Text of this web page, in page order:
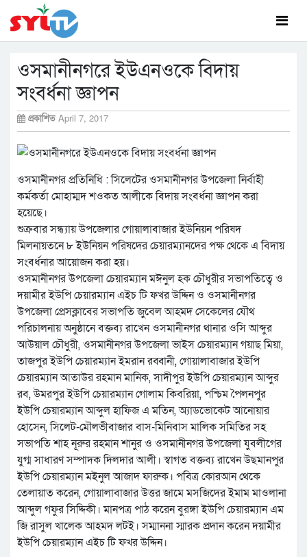
ওসমানীনগরে ইউএনওকে বিদায়
সংবর্ধনা জ্ঞাপন
প্রকাশিত April 7, 2017
ওসমানীনগর প্রতিনিধি : সিলেটের ওসমানীনগর উপজেলা নির্বাহী
কর্মকর্তা মোহাম্মদ শওকত আলীকে বিদায় সংবর্ধনা জ্ঞাপন করা
হয়েছে।
শুক্রবার সন্ধ্যায় উপজেলার গোয়ালাবাজার ইউনিয়ন পরিষদ
মিলনায়তনে ৮ ইউনিয়ন পরিষদের চেয়ারম্যানদের পক্ষ থেকে এ বিদায়
সংবর্ধনার আয়োজন করা হয়।
ওসমানীনগর উপজেলা চেয়ারম্যান মঈনুল হক চৌধুরীর সভাপতিত্বে ও
দয়ামীর ইউপি চেয়ারম্যান এইচ টি ফখর উদ্দিন ও ওসমানীনগর
উপজেলা প্রেসক্লাবের সভাপতি জুবেল আহমদ সেকেলের যৌথ
পরিচালনায় অনুষ্ঠানে বক্তব্য রাখেন ওসমানীনগর থানার ওসি আব্দুর
আউয়াল চৌধুরী, ওসমানীনগর উপজেলা ভাইস চেয়ারম্যান গয়াছ মিয়া,
তাজপুর ইউপি চেয়ারম্যান ইমরান রব্বানী, গোয়ালাবাজার ইউপি
চেয়ারম্যান আতাউর রহমান মানিক, সাদীপুর ইউপি চেয়ারম্যান আব্দুর
রব, উমরপুর ইউপি চেয়ারম্যান গোলাম কিবরিয়া, পশ্চিম পৈলনপুর
ইউপি চেয়ারম্যান আব্দুল হাফিজ এ মতিন, অ্যাডভোকেট আনোয়ার
হোসেন, সিলেট-মৌলভীবাজার বাস-মিনিবাস মালিক সমিতির সহ
সভাপতি শাহ নূরুর রহমান শানুর ও ওসমানীনগর উপজেলা যুবলীগের
যুগ্ম সাধারণ সম্পাদক দিলদার আলী। স্বাগত বক্তব্য রাখেন উছমানপুর
ইউপি চেয়ারম্যান মইনুল আজাদ ফারুক। পবিত্র কোরআন থেকে
তেলায়াত করেন, গোয়ালাবাজার উত্তর জামে মসজিদের ইমাম মাওলানা
আব্দুল গফুর সিদ্দিকী। মানপত্র পাঠ করেন বুরঙ্গা ইউপি চেয়ারম্যান এম
জি রাসুল খালেক আহমদ লটই। সম্মাননা স্মারক প্রদান করেন দয়ামীর
ইউপি চেয়ারম্যান এইচ টি ফখর উদ্দিন।